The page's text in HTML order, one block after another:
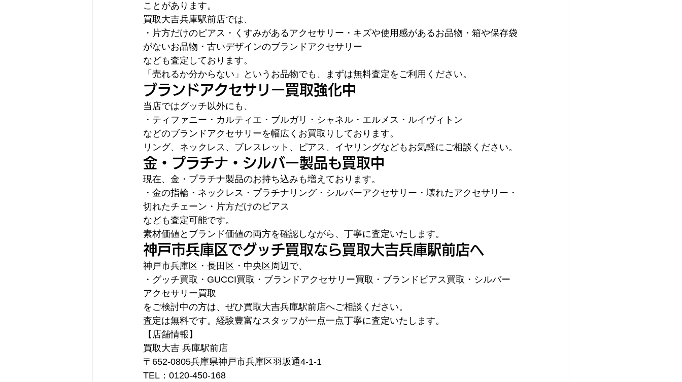
ことがあります。
買取大吉兵庫駅前店では、
・片方だけのピアス・くすみがあるアクセサリー・キズや使用感があるお品物・箱や保存袋
がないお品物・古いデザインのブランドアクセサリー
なども査定しております。
「売れるか分からない」というお品物でも、まずは無料査定をご利用ください。
ブランドアクセサリー買取強化中
当店ではグッチ以外にも、
・ティファニー・カルティエ・ブルガリ・シャネル・エルメス・ルイヴィトン
などのブランドアクセサリーを幅広くお買取りしております。
リング、ネックレス、ブレスレット、ピアス、イヤリングなどもお気軽にご相談ください。
金・プラチナ・シルバー製品も買取中
現在、金・プラチナ製品のお持ち込みも増えております。
・金の指輪・ネックレス・プラチナリング・シルバーアクセサリー・壊れたアクセサリー・
切れたチェーン・片方だけのピアス
なども査定可能です。
素材価値とブランド価値の両方を確認しながら、丁寧に査定いたします。
神戸市兵庫区でグッチ買取なら買取大吉兵庫駅前店へ
神戸市兵庫区・長田区・中央区周辺で、
・グッチ買取・GUCCI買取・ブランドアクセサリー買取・ブランドピアス買取・シルバー
アクセサリー買取
をご検討中の方は、ぜひ買取大吉兵庫駅前店へご相談ください。
査定は無料です。経験豊富なスタッフが一点一点丁寧に査定いたします。
【店舗情報】
買取大吉 兵庫駅前店
〒652-0805兵庫県神戸市兵庫区羽坂通4-1-1
TEL：0120-450-168